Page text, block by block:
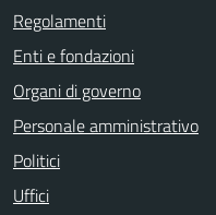
Regolamenti
Enti e fondazioni
Organi di governo
Personale amministrativo
Politici
Uffici